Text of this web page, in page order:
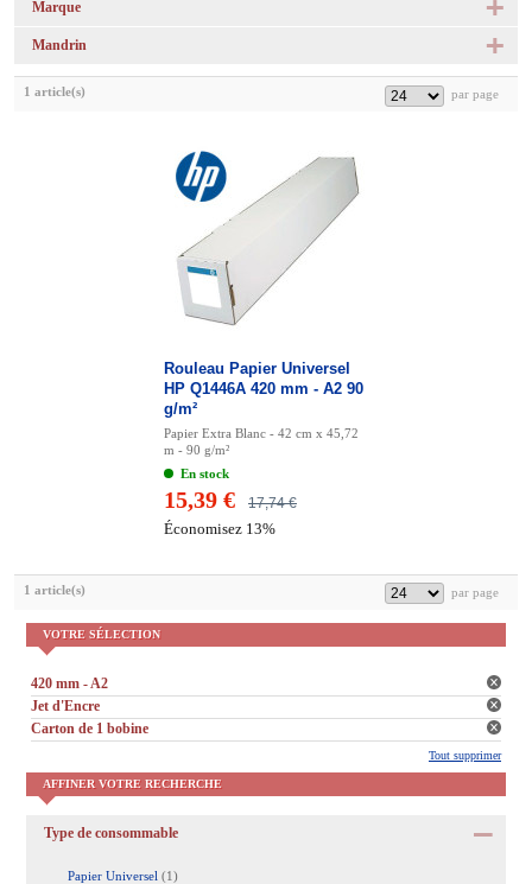
VOTRE SÉLECTION
420 mm - A2
Jet d'Encre
Carton de 1 bobine
Tout supprimer
AFFINER VOTRE RECHERCHE
Type de consommable
Papier Universel (1)
Marque
Mandrin
1 article(s)
Rouleau Papier Universel
HP Q1446A 420 mm - A2 90
g/m²
Papier Extra Blanc - 42 cm x 45,72
m - 90 g/m²
En stock
17,74 €
15,39 €
Économisez 13%
1 article(s)